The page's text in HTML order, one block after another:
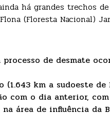
há grandes trechos
(Floresta Nacional)
de desmate
km a sudoeste
com o dia anterior,
área de influência da